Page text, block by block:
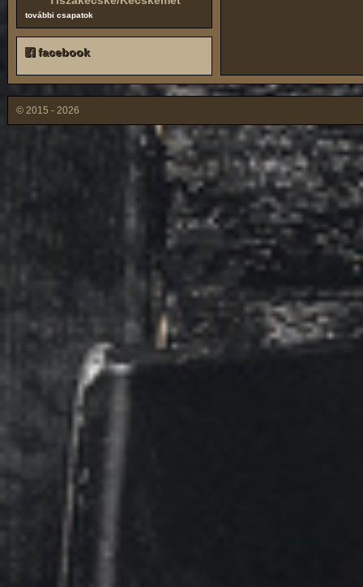
további csapatok
facebook
© 2015 - 2026